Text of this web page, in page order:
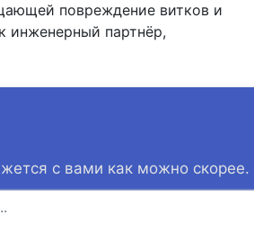
повреждение витков и
инженерный партнёр,
с вами как можно скорее.